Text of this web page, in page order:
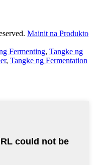
Mainit na Produkto
Fermenting, Tangke ng
, Tangke ng Fermentation